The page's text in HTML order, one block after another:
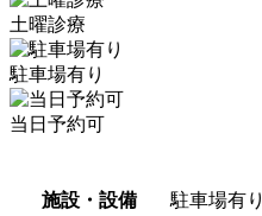
土曜診療
駐車場有り
当日予約可
施設・設備
駐車場有り